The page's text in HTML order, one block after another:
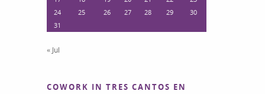
24
25 26 27 28 29
30
31
« Jul
COWORK IN TRES CANTOS EN